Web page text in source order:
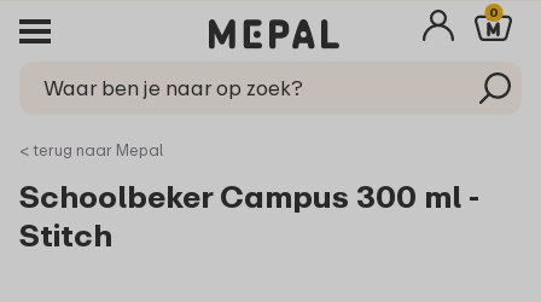
0
< terug naar Mepal
Schoolbeker Campus 300 ml -
Stitch